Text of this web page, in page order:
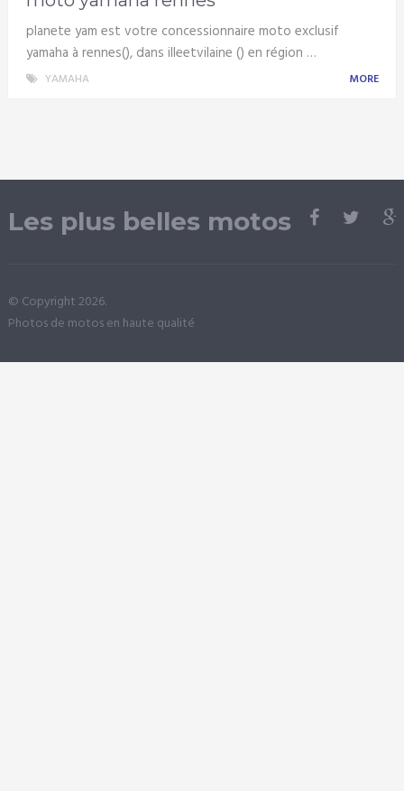
planete yam est votre concessionnaire moto exclusif
yamaha à rennes(), dans illeetvilaine () en région …
YAMAHA MORE
Les plus belles motos
© Copyright 2026.
Photos de motos en haute qualité